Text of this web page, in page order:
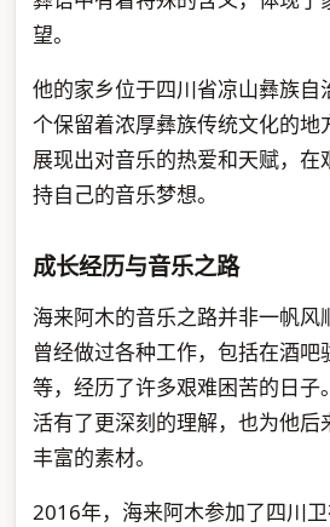
望。
他的家乡位于四川省凉山彝族自
个保留着浓厚彝族传统文化的地
展现出对音乐的热爱和天赋，在
持自己的音乐梦想。
成长经历与音乐之路
海来阿木的音乐之路并非一帆风
曾经做过各种工作，包括在酒吧
等，经历了许多艰难困苦的日子
活有了更深刻的理解，也为他后
丰富的素材。
2016年，海来阿木参加了四川